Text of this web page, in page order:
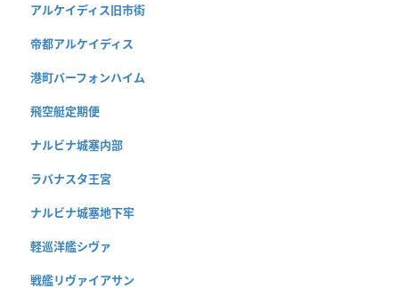
アルケイディス旧市街
帝都アルケイディス
港町バーフォンハイム
飛空艇定期便
ナルビナ城塞内部
ラバナスタ王宮
ナルビナ城塞地下牢
軽巡洋艦シヴァ
戦艦リヴァイアサン